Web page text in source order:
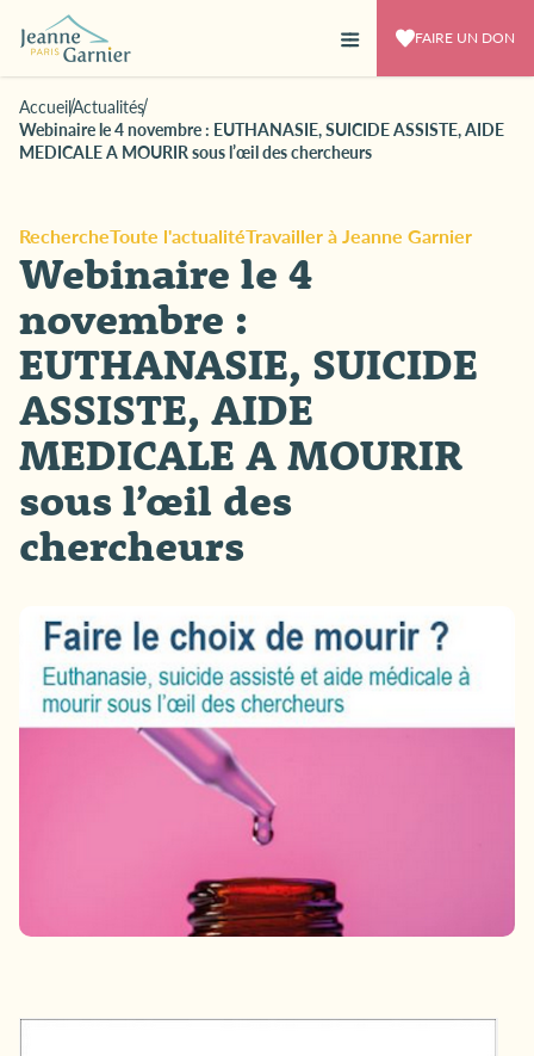
FAIRE UN DON
AccueilActualités
Webinaire le 4 novembre : EUTHANASIE, SUICIDE ASSISTE, AIDE
MEDICALE A MOURIR sous l’œil des chercheurs
RechercheToute l'actualitéTravailler à Jeanne Garnier
Webinaire le 4
novembre :
EUTHANASIE, SUICIDE
ASSISTE, AIDE
MEDICALE A MOURIR
sous l’œil des
chercheurs